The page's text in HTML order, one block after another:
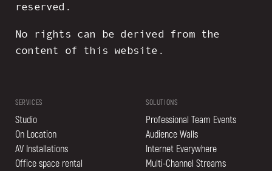
reserved.
No rights can be derived from the
content of this website.
SERVICES
Studio
On Location
AV Installations
Office space rental
SOLUTIONS
Professional Team Events
Audience Walls
Internet Everywhere
Multi-Channel Streams